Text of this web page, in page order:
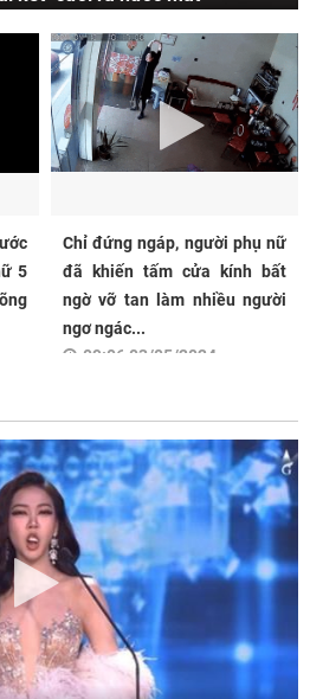
5
Chỉ đứng ngáp, người phụ nữ
đã khiến tấm cửa kính bất
ngờ vỡ tan làm nhiều người
ngơ ngác...
09:06 03/05/2024